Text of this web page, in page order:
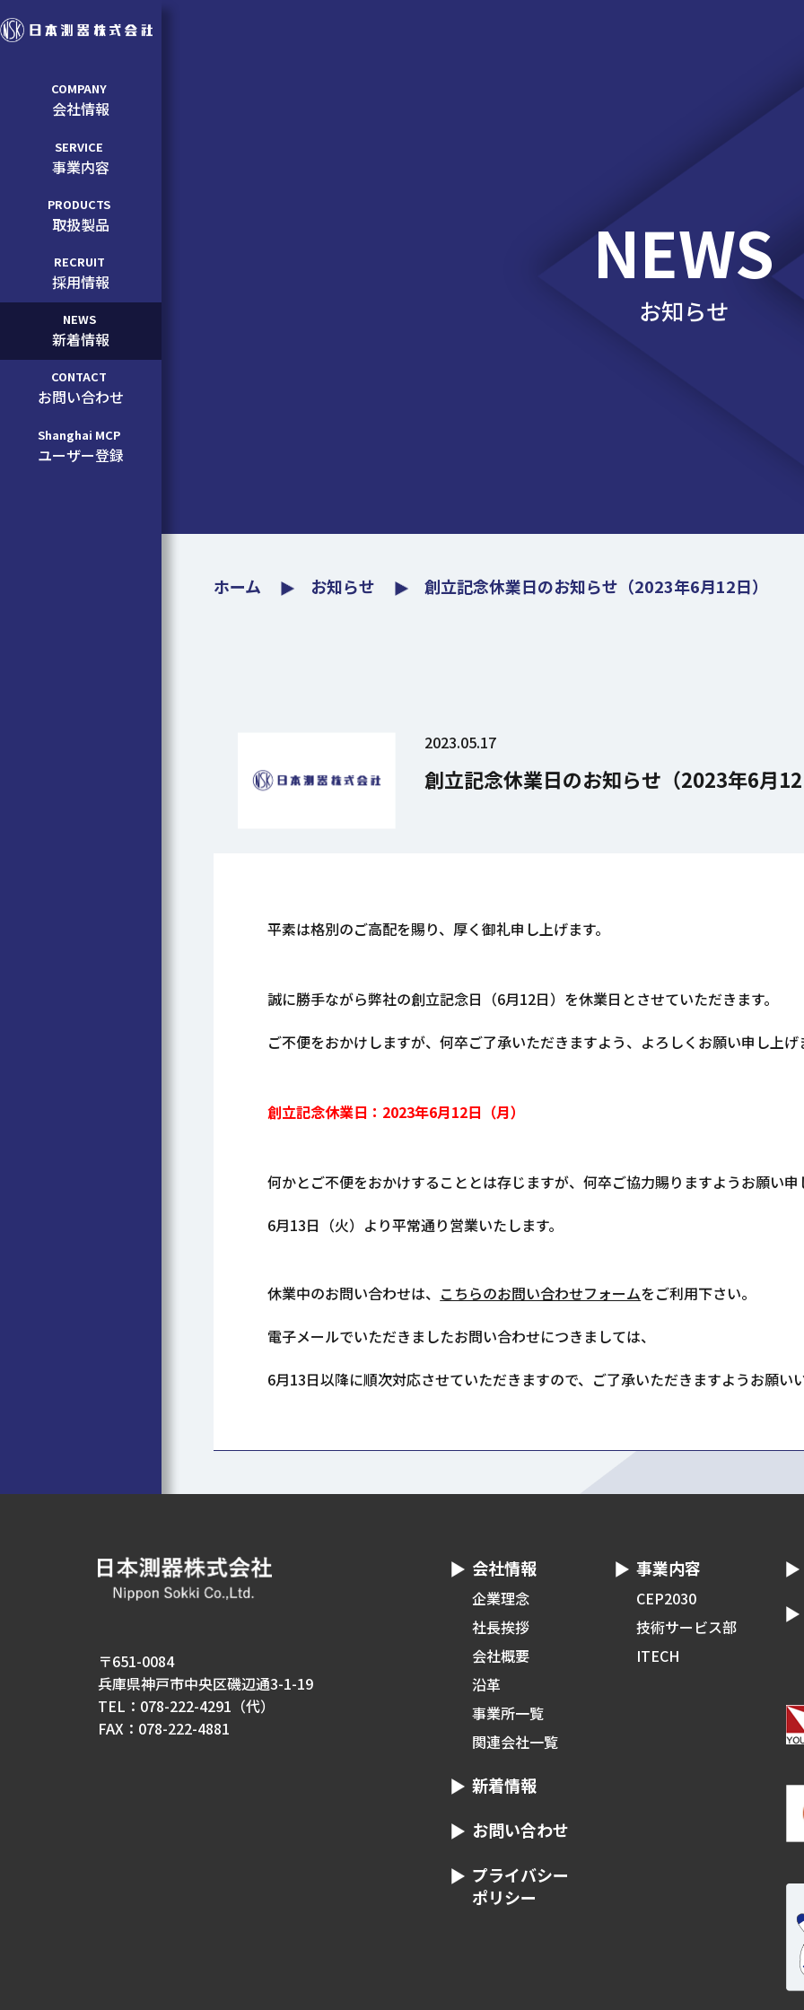
COMPANY
会社情報
SERVICE
事業内容
PRODUCTS
取扱製品
RECRUIT
採用情報
NEWS
新着情報
CONTACT
お問い合わせ
Shanghai MCP
ユーザー登録
NEWS
お知らせ
ホーム お知らせ 創立記念休業日のお知らせ（2023年6月12日）
2023.05.17
創立記念休業日のお知らせ（2023年6月
平素は格別のご高配を賜り、厚く御礼申し上げます。
誠に勝手ながら弊社の創立記念日（6月12日）を休業日とさせていただきます。
ご不便をおかけしますが、何卒ご了承いただきますよう、よろしくお願い申し上げ
創立記念休業日：2023年6月12日（月）
何かとご不便をおかけすることとは存じますが、何卒ご協力賜りますようお願い申
6月13日（火）より平常通り営業いたします。
休業中のお問い合わせは、 こちらのお問い合わせフォームをご利用下さい。
電子メールでいただきましたお問い合わせにつきましては、
6月13日以降に順次対応させていただきますので、ご了承いただきますようお願い
〒651-0084
兵庫県神戸市中央区磯辺通3-1-19
TEL：078-222-4291（代）
FAX：078-222-4881
会社情報
企業理念
社長挨拶
会社概要
沿革
事業所一覧
関連会社一覧
事業内容
CEP2030
技術サービス部
ITECH
新着情報
お問い合わせ
プライバシー
ポリシー